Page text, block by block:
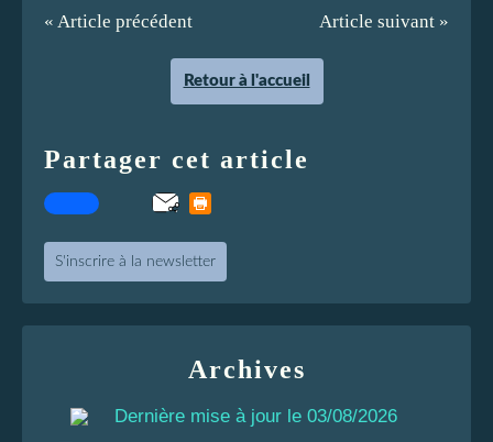
« Article précédent Article suivant »
Retour à l'accueil
Partager cet article
S'inscrire à la newsletter
Archives
Dernière mise à jour le 03/08/2026